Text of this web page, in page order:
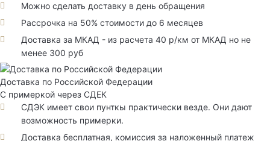
Можно сделать доставку в день обращения
Рассрочка на 50% стоимости до 6 месяцев
Доставка за МКАД - из расчета 40 р/км от МКАД но не
менее 300 руб
Доставка по Российской Федерации
С примеркой через СДЕК
СДЭК имеет свои пунткы практически везде. Они дают
возможность примерки.
Доставка бесплатная, комиссия за наложенный платеж